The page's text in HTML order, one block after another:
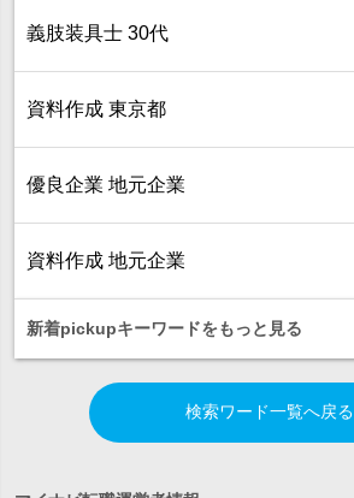
義肢装具士 30代
資料作成 東京都
優良企業 地元企業
資料作成 地元企業
新着pickupキーワードをもっと見る
検索ワード一覧へ戻る